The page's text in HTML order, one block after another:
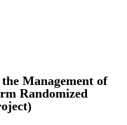
Management of
Randomized